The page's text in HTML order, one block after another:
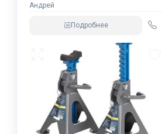
Андрей
Подробнее